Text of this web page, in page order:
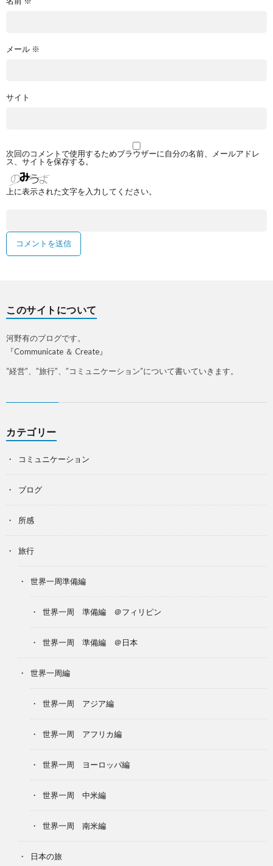
メール ※
サイト
次回のコメントで使用するためブラウザーに自分の名前、メールアドレ
ス、サイトを保存する。
上に表示された文字を入力してください。
このサイトについて
河野有のブログです。
『Communicate ＆ Create』
“経営”、”旅行”、”コミュニケーション”について書いていきます。
カテゴリー
コミュニケーション
ブログ
所感
旅行
世界一周準備編
世界一周 準備編 ＠フィリピン
世界一周 準備編 ＠日本
世界一周編
世界一周 アジア編
世界一周 アフリカ編
世界一周 ヨーロッパ編
世界一周 中米編
世界一周 南米編
日本の旅